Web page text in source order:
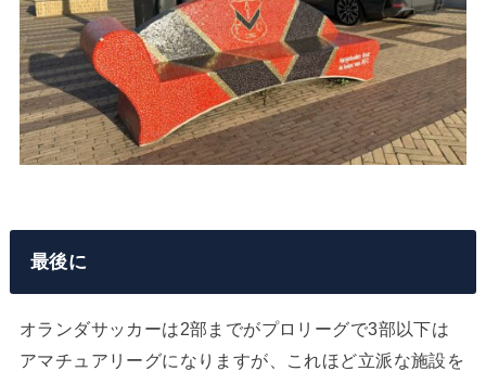
最後に
オランダサッカーは2部までがプロリーグで3部以下は
アマチュアリーグになりますが、これほど立派な施設を